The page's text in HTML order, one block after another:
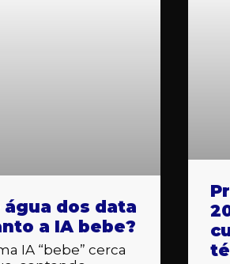
água dos data
a IA bebe?
IA “bebe” cerca